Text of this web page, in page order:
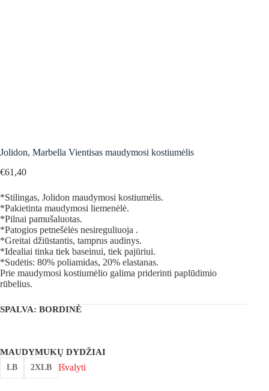
Jolidon, Marbella Vientisas maudymosi kostiumėlis
€61,40
*Stilingas, Jolidon maudymosi kostiumėlis.
*Pakietinta maudymosi liemenėlė.
*Pilnai pamušaluotas.
*Patogios petnešėlės nesireguliuoja .
*Greitai džiūstantis, tamprus audinys.
*Idealiai tinka tiek baseinui, tiek pajūriui.
*Sudėtis: 80% poliamidas, 20% elastanas.
Prie maudymosi kostiumėlio galima priderinti paplūdimio
rūbelius.
SPALVA: BORDINĖ
MAUDYMUKŲ DYDŽIAI
LB 2XLB Išvalyti